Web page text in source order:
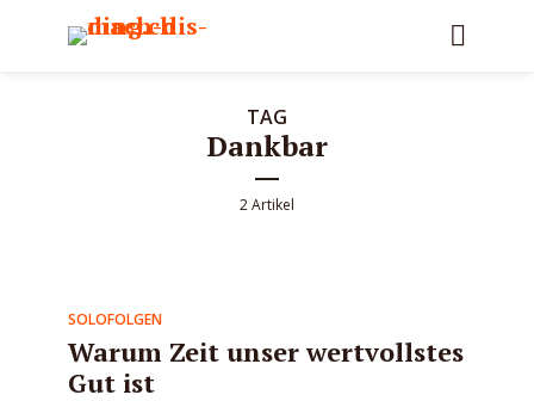
TAG
Dankbar
2 Artikel
SOLOFOLGEN
Warum Zeit unser wertvollstes
Gut ist